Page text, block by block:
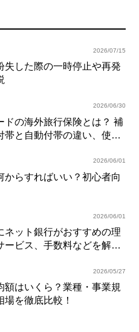
2026/07/15
失した際の一時停止や再発
2026/06/30
ドの海外旅行保険とは？ 補
と自動付帯の違い、使い
2026/06/01
からすればいい？初心者向
2026/06/01
ネット銀行がおすすめの理
ービス、手数料などを解
2026/05/27
額はいくら？業種・事業規
を徹底比較！